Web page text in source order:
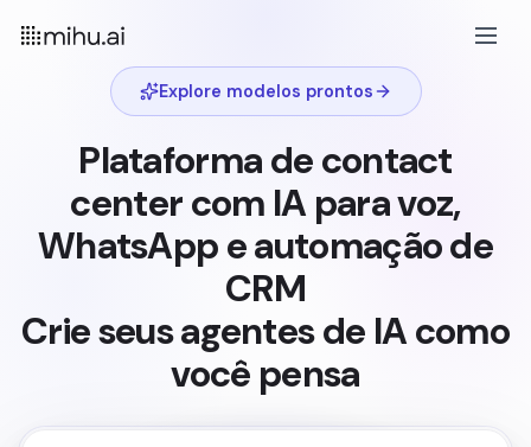
Explore modelos prontos
Plataforma de contact
center com IA para voz,
WhatsApp e automação de
CRM
Crie seus agentes de IA como
você pensa